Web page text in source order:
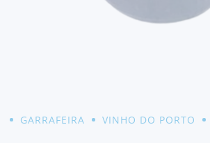
GARRAFEIRA VINHO DO PORTO